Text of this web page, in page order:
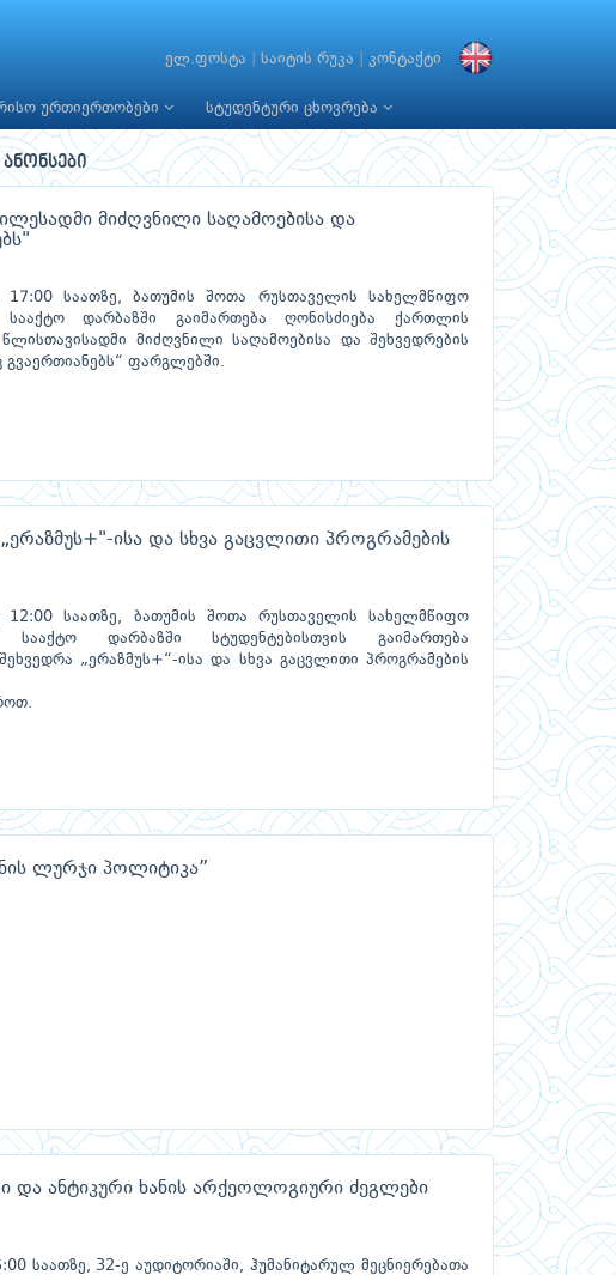
ელ.ფოსტა საიტის რუკა კონტაქტი
ურთიერთობები სტუდენტური ცხოვრება
ანონსები
მიძღვნილი საღამოებისა და
17:00 საათზე, ბათუმის შოთა რუსთაველის სახელმწიფო
სააქტო დარბაზში გაიმართება ღონისძიება ქართლის
მიძღვნილი საღამოებისა და შეხვედრების
გვაერთიანებს“ ფარგლებში.
ისა და სხვა გაცვლითი პროგრამების
12:00 საათზე, ბათუმის შოთა რუსთაველის სახელმწიფო
სააქტო დარბაზში სტუდენტებისთვის გაიმართება
„ერაზმუს+“-ისა და სხვა გაცვლითი პროგრამების
ლურჯი პოლიტიკა”
და ანტიკური ხანის არქეოლოგიური ძეგლები
საათზე, 32-ე აუდიტორიაში, ჰუმანიტარულ მეცნიერებათა